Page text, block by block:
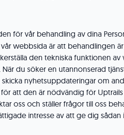
för vår behandling av dina
webbsida är att behandlingen
den tekniska funktionen
du söker en utannonserad
nyhetsuppdateringar om
att den är nödvändig för
oss och ställer frågor till oss
intresse av att ge dig